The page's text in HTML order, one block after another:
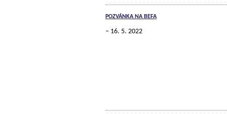
POZVÁNKA NA BEFA
16. 5. 2022